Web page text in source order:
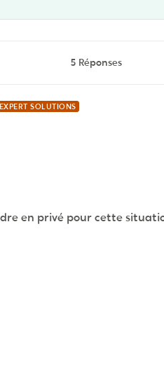
5 Réponses
SOLUTIONS
en privé pour cette